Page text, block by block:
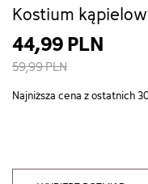
Kostium
44,99 PLN
59,99 PLN
Najniższa cena z ostatnich